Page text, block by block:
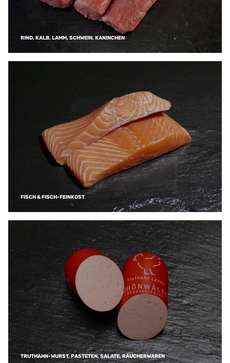
RIND, KALB, LAMM, SCHWEIN, KANINCHEN
FISCH & FISCH-FEINKOST
TRUTHAHN-WURST, PASTETEN, SALATE, RÄUCHERWAREN